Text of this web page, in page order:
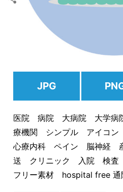
JPG
医院 病院 大病院 大学
療機関 シンプル アイコ
心療内科 ペイン 脳神経
送 クリニック 入院 検
フリー素材 hospital free 通